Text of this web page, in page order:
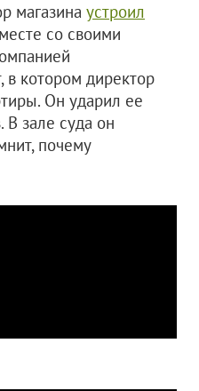
магазина устроил
со своими
в котором директор
Он ударил ее
В зале суда он
почему